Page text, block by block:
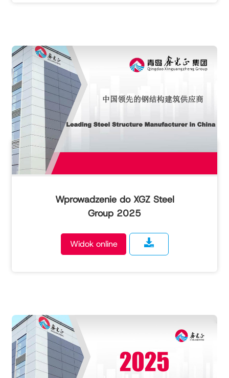
Wprowadzenie do XGZ Steel
Group 2025
Widok online